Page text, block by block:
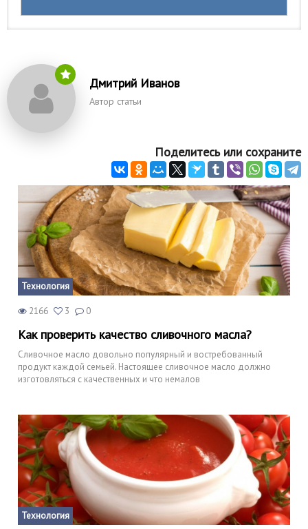
Дмитрий Иванов
Автор статьи
Поделитесь или сохраните
Технология
2166 3 0
Как проверить качество сливочного масла?
Сливочное масло довольно популярный и востребованный
продукт каждой семьей. Настоящее сливочное масло должно
изготовляться с качественных и что немалов
Технология